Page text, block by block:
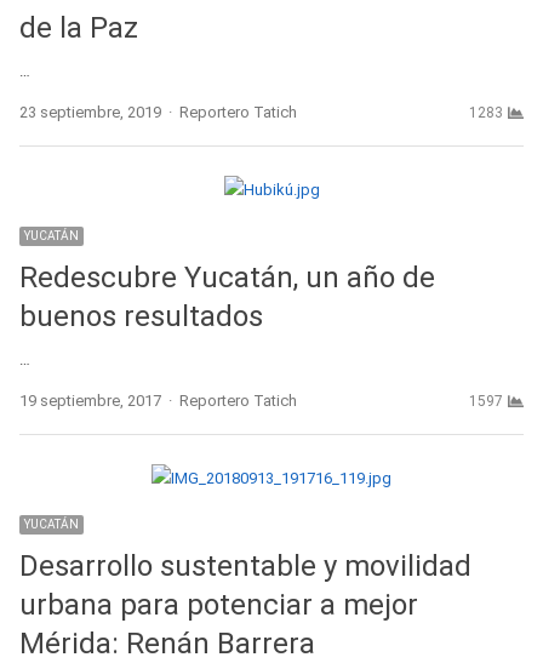
de la Paz
…
23 septiembre, 2019 Author
Reportero Tatich 1283
YUCATÁN
Redescubre Yucatán, un año de
buenos resultados
…
19 septiembre, 2017 Author
Reportero Tatich 1597
YUCATÁN
Desarrollo sustentable y movilidad
urbana para potenciar a mejor
Mérida: Renán Barrera